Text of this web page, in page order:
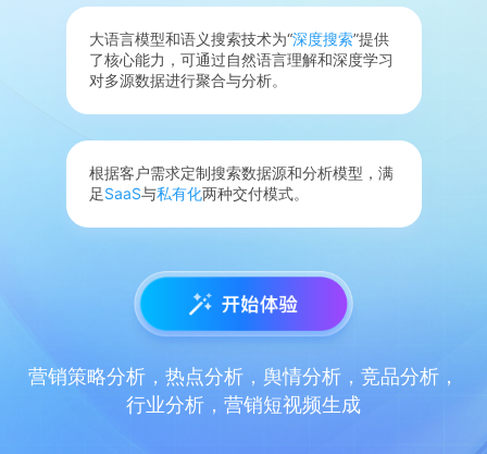
大语言模型和语义搜索技术为“深度搜索”提供
了核心能力，可通过自然语言理解和深度学习
对多源数据进行聚合与分析。
根据客户需求定制搜索数据源和分析模型，满
足SaaS与私有化两种交付模式。
营销策略分析，热点分析，舆情分析，竞品分析，
行业分析，营销短视频生成